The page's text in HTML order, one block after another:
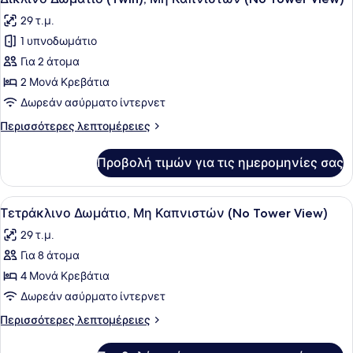
(No
Tower
View)
όλων
των
φωτογραφιών
για
Δίκλινο
Δωμάτιο
(Twin),
Μη
Tower
View)
29 τ.μ.
1 υπνοδωμάτιο
Για 2 άτομα
2 Μονά Κρεβάτια
Δωρεάν ασύρματο ίντερνετ
Περισσότερες λεπτομέρειες
Περισσότερες
Δωμάτιο
(Twin),
Μη
Καπνιστών
(No
Tower
Προβολή τιμών για τις ημερομηνίες σας
Προβολή
όλων
των
φωτογραφιών
για
Τετράκλινο
Δωμάτιο,
Μη
Ένα δωμάτιο ξενοδοχείου με
4
Τετράκλινο Δωμάτιο, Μη Καπνιστών (No Tower View)
29 τ.μ.
Για 8 άτομα
4 Μονά Κρεβάτια
Δωρεάν ασύρματο ίντερνετ
Περισσότερες λεπτομέρειες
Περισσότερες